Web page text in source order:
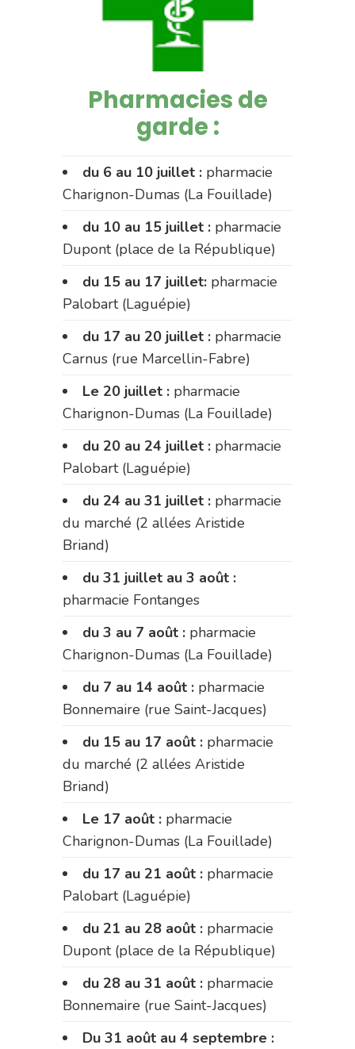
Pharmacies de
garde :
du 6 au 10 juillet : pharmacie
Charignon-Dumas (La Fouillade)
du 10 au 15 juillet : pharmacie
Dupont (place de la République)
du 15 au 17 juillet: pharmacie
Palobart (Laguépie)
du 17 au 20 juillet : pharmacie
Carnus (rue Marcellin-Fabre)
Le 20 juillet : pharmacie
Charignon-Dumas (La Fouillade)
du 20 au 24 juillet : pharmacie
Palobart (Laguépie)
du 24 au 31 juillet : pharmacie
du marché (2 allées Aristide
Briand)
du 31 juillet au 3 août :
pharmacie Fontanges
du 3 au 7 août : pharmacie
Charignon-Dumas (La Fouillade)
du 7 au 14 août : pharmacie
Bonnemaire (rue Saint-Jacques)
du 15 au 17 août : pharmacie
du marché (2 allées Aristide
Briand)
Le 17 août : pharmacie
Charignon-Dumas (La Fouillade)
du 17 au 21 août : pharmacie
Palobart (Laguépie)
du 21 au 28 août : pharmacie
Dupont (place de la République)
du 28 au 31 août : pharmacie
Bonnemaire (rue Saint-Jacques)
Du 31 août au 4 septembre :